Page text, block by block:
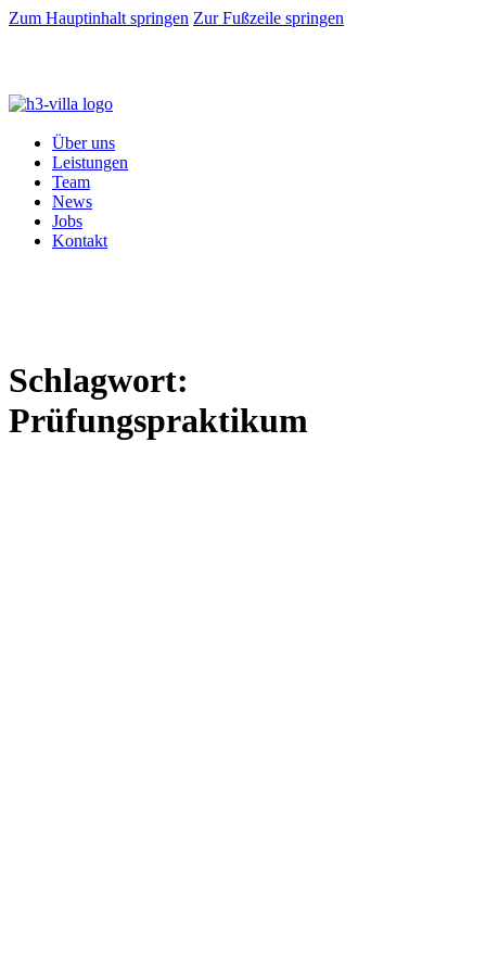
Zum Hauptinhalt springen Zur Fußzeile springen
Über uns
Leistungen
Team
News
Jobs
Kontakt
Schlagwort:
Prüfungspraktikum